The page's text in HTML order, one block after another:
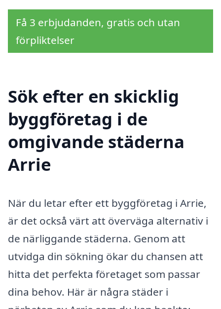
Få 3 erbjudanden, gratis och utan
förpliktelser
Sök efter en skicklig
byggföretag i de
omgivande städerna
Arrie
När du letar efter ett byggföretag i Arrie,
är det också värt att överväga alternativ i
de närliggande städerna. Genom att
utvidga din sökning ökar du chansen att
hitta det perfekta företaget som passar
dina behov. Här är några städer i